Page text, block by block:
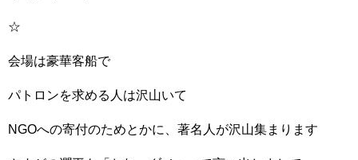
☆
会場は豪華客船で
パトロンを求める人は沢山いて
NGOへの寄付のためとかに、著名人が沢山集まります